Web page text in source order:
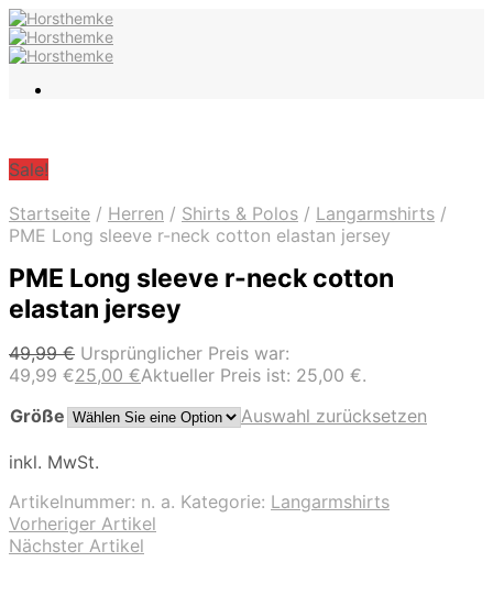
Sale!
Startseite / Herren / Shirts & Polos / Langarmshirts /
PME Long sleeve r-neck cotton elastan jersey
PME Long sleeve r-neck cotton
elastan jersey
49,99€ Ursprünglicher Preis war:
49,99 €25,00 €Aktueller Preis ist: 25,00 €.
Größe
Auswahl zurücksetzen
inkl. MwSt.
Artikelnummer: n. a. Kategorie: Langarmshirts
Vorheriger Artikel
Nächster Artikel